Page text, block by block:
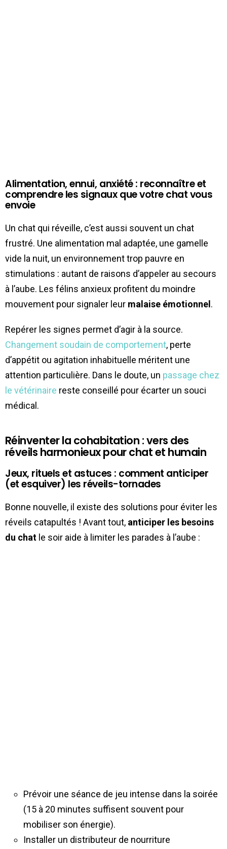
Alimentation, ennui, anxiété : reconnaître et
comprendre les signaux que votre chat vous
envoie
Un chat qui réveille, c’est aussi souvent un chat
frustré. Une alimentation mal adaptée, une gamelle
vide la nuit, un environnement trop pauvre en
stimulations : autant de raisons d’appeler au secours
à l’aube. Les félins anxieux profitent du moindre
mouvement pour signaler leur malaise émotionnel .
Repérer les signes permet d’agir à la source.
Changement soudain de comportement, perte
d’appétit ou agitation inhabituelle méritent une
attention particulière. Dans le doute, un passage chez
le vétérinaire reste conseillé pour écarter un souci
médical.
Réinventer la cohabitation : vers des
réveils harmonieux pour chat et humain
Jeux, rituels et astuces : comment anticiper
(et esquiver) les réveils-tornades
Bonne nouvelle, il existe des solutions pour éviter les
réveils catapultés ! Avant tout, anticiper les besoins
du chat le soir aide à limiter les parades à l’aube :
Prévoir une séance de jeu intense dans la soirée
(15 à 20 minutes suffisent souvent pour
mobiliser son énergie).
Installer un distributeur de nourriture